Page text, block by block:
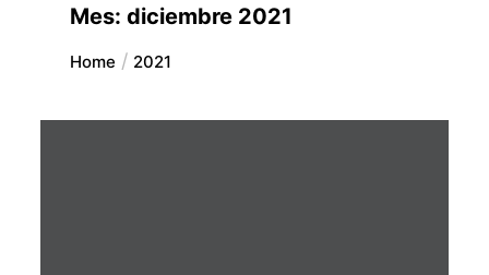
Mes: diciembre 2021
Home 2021